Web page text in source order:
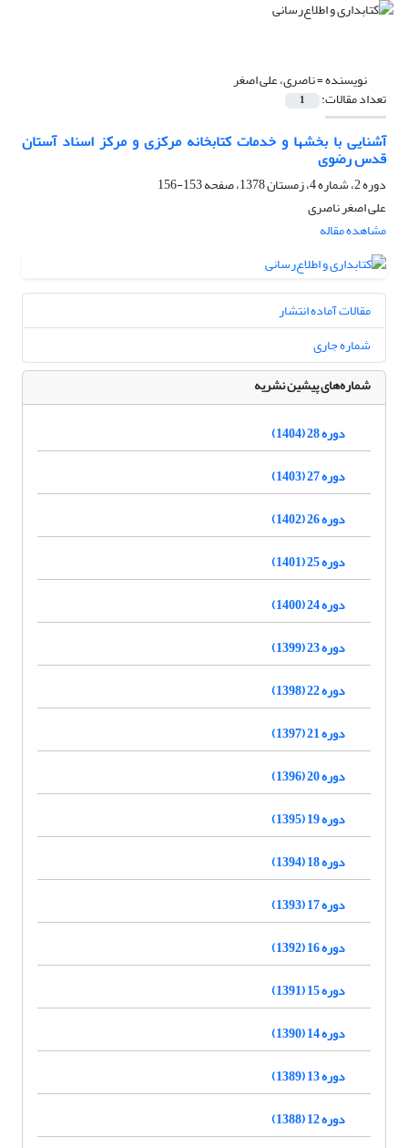
نویسنده =ناصری، علی اصغر
تعداد مقالات: 1
آشنایی با بخشها و خدمات کتابخانه مرکزی و مرکز اسناد آستان
قدس رضوی
دوره 2، شماره 4، زمستان 1378، صفحه
153-156
علی اصغر ناصری
مشاهده مقاله
مقالات آماده انتشار
شماره جاری
شماره‌های پیشین نشریه
دوره 28 (1404)
دوره 27 (1403)
دوره 26 (1402)
دوره 25 (1401)
دوره 24 (1400)
دوره 23 (1399)
دوره 22 (1398)
دوره 21 (1397)
دوره 20 (1396)
دوره 19 (1395)
دوره 18 (1394)
دوره 17 (1393)
دوره 16 (1392)
دوره 15 (1391)
دوره 14 (1390)
دوره 13 (1389)
دوره 12 (1388)